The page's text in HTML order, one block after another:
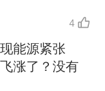
4
能源紧张
涨了？没有